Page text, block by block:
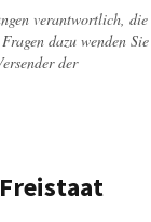
verantwortlich, die
dazu wenden Sie
der